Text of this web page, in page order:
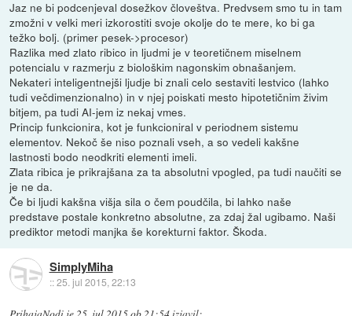
Jaz ne bi podcenjeval dosežkov človeštva. Predvsem smo tu in tam
zmožni v velki meri izkorostiti svoje okolje do te mere, ko bi ga
težko bolj. (primer pesek->procesor)
Razlika med zlato ribico in ljudmi je v teoretičnem miselnem
potencialu v razmerju z biološkim nagonskim obnašanjem.
Nekateri inteligentnejši ljudje bi znali celo sestaviti lestvico (lahko
tudi večdimenzionalno) in v njej poiskati mesto hipotetičnim živim
bitjem, pa tudi AI-jem iz nekaj vmes.
Princip funkcionira, kot je funkcioniral v periodnem sistemu
elementov. Nekoč še niso poznali vseh, a so vedeli kakšne
lastnosti bodo neodkriti elementi imeli.
Zlata ribica je prikrajšana za ta absolutni vpogled, pa tudi naučiti se
je ne da.
Če bi ljudi kakšna višja sila o čem poudčila, bi lahko naše
predstave postale konkretno absolutne, za zdaj žal ugibamo. Naši
prediktor metodi manjka še korekturni faktor. Škoda.
SimplyMiha
::25. jul 2015, 22:13